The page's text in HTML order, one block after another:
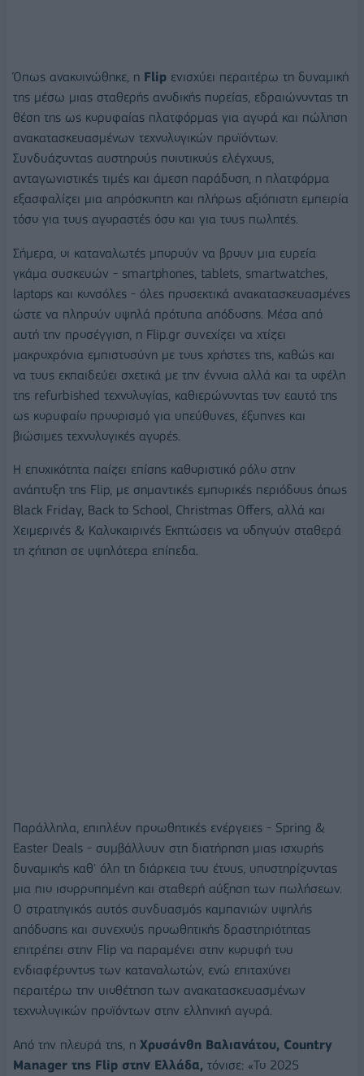
Όπως ανακοινώθηκε, η Flip ενισχύει περαιτέρω τη δυναμική
της μέσω μιας σταθερής ανοδικής πορείας, εδραιώνοντας τη
θέση της ως κορυφαίας πλατφόρμας για αγορά και πώληση
ανακατασκευασμένων τεχνολογικών προϊόντων.
Συνδυάζοντας αυστηρούς ποιοτικούς ελέγχους,
ανταγωνιστικές τιμές και άμεση παράδοση, η πλατφόρμα
εξασφαλίζει μια απρόσκοπτη και πλήρως αξιόπιστη εμπειρία
τόσο για τους αγοραστές όσο και για τους πωλητές.
Σήμερα, οι καταναλωτές μπορούν να βρουν μια ευρεία
γκάμα συσκευών - smartphones, tablets, smartwatches,
laptops και κονσόλες - όλες προσεκτικά ανακατασκευασμένες
ώστε να πληρούν υψηλά πρότυπα απόδοσης. Μέσα από
αυτή την προσέγγιση, η Flip.gr συνεχίζει να χτίζει
μακροχρόνια εμπιστοσύνη με τους χρήστες της, καθώς και
να τους εκπαιδεύει σχετικά με την έννοια αλλά και τα οφέλη
της refurbished τεχνολογίας, καθιερώνοντας τον εαυτό της
ως κορυφαίο προορισμό για υπεύθυνες, έξυπνες και
βιώσιμες τεχνολογικές αγορές.
Η εποχικότητα παίζει επίσης καθοριστικό ρόλο στην
ανάπτυξη της Flip, με σημαντικές εμπορικές περιόδους όπως
Black Friday, Back to School, Christmas Offers, αλλά και
Χειμερινές & Καλοκαιρινές Εκπτώσεις να οδηγούν σταθερά
τη ζήτηση σε υψηλότερα επίπεδα.
Παράλληλα, επιπλέον προωθητικές ενέργειες - Spring &
Easter Deals - συμβάλλουν στη διατήρηση μιας ισχυρής
δυναμικής καθ' όλη τη διάρκεια του έτους, υποστηρίζοντας
μια πιο ισορροπημένη και σταθερή αύξηση των πωλήσεων.
Ο στρατηγικός αυτός συνδυασμός καμπανιών υψηλής
απόδοσης και συνεχούς προωθητικής δραστηριότητας
επιτρέπει στην Flip να παραμένει στην κορυφή του
ενδιαφέροντος των καταναλωτών, ενώ επιταχύνει
περαιτέρω την υιοθέτηση των ανακατασκευασμένων
τεχνολογικών προϊόντων στην ελληνική αγορά.
Από την πλευρά της, η Χρυσάνθη Βαλιανάτου, Country
Manager της Flip στην Ελλάδα, τόνισε: «Το 2025